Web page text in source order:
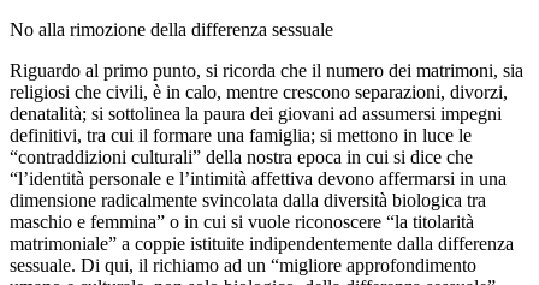
No alla rimozione della differenza sessuale
Riguardo al primo punto, si ricorda che il numero dei matrimoni, sia
religiosi che civili, è in calo, mentre crescono separazioni, divorzi,
denatalità; si sottolinea la paura dei giovani ad assumersi impegni
definitivi, tra cui il formare una famiglia; si mettono in luce le
“contraddizioni culturali” della nostra epoca in cui si dice che
“l’identità personale e l’intimità affettiva devono affermarsi in una
dimensione radicalmente svincolata dalla diversità biologica tra
maschio e femmina” o in cui si vuole riconoscere “la titolarità
matrimoniale” a coppie istituite indipendentemente dalla differenza
sessuale. Di qui, il richiamo ad un “migliore approfondimento